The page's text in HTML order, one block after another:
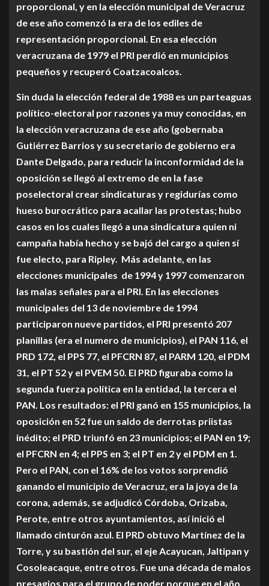
proporcional, y en la elección municipal de Veracruz
de ese año comenzó la era de los ediles de
representación proporcional. En esa elección
veracruzana de 1979 el PRI perdió en municipios
pequeños y recuperó Coatzacoalcos.
Sin duda la elección federal de 1988 es un parteaguas
político-electoral por razones ya muy conocidas, en
la elección veracruzana de ese año (gobernaba
Gutiérrez Barrios y su secretario de gobierno era
Dante Delgado, para reducir la inconformidad de la
oposición se llegó al extremo de en la fase
poselectoral crear sindicaturas y regidurías como
hueso burocrático para acallar las protestas; hubo
casos en los cuales llegó a una sindicatura quien ni
campaña había hecho y se bajó del cargo a quien sí
fue electo, para Ripley. Más adelante, en las
elecciones municipales de 1994 y 1997 comenzaron
las malas señales para el PRI. En las elecciones
municipales del 13 de noviembre de 1994
participaron nueve partidos, el PRI presentó 207
planillas (era el numero de municipios), el PAN 116, el
PRD 172, el PPS 77, el PFCRN 87, el PARM 120, el PDM
31, el PT 52 y el PVEM 50. El PRD figuraba como la
segunda fuerza política en la entidad, la tercera el
PAN. Los resultados: el PRI ganó en 155 municipios, la
oposición en 52 fue un saldo de derrotas priistas
inédito; el PRD triunfó en 23 municipios; el PAN en 19;
el PFCRN en 4; el PPS en 3; el PT en 2 y el PDM en 1.
Pero el PAN, con el 16% de los votos sorprendió
ganando el municipio de Veracruz, era la joya de la
corona, además, se adjudicó Córdoba, Orizaba,
Perote, entre otros ayuntamientos, así inició el
llamado cinturón azul. El PRD obtuvo Martínez de la
Torre, y su bastión del sur, el eje Acayucan, Jaltipan y
Cosoleacaque, entre otros. Fue una década de malos
presagios para el grupo de poder porque en el año